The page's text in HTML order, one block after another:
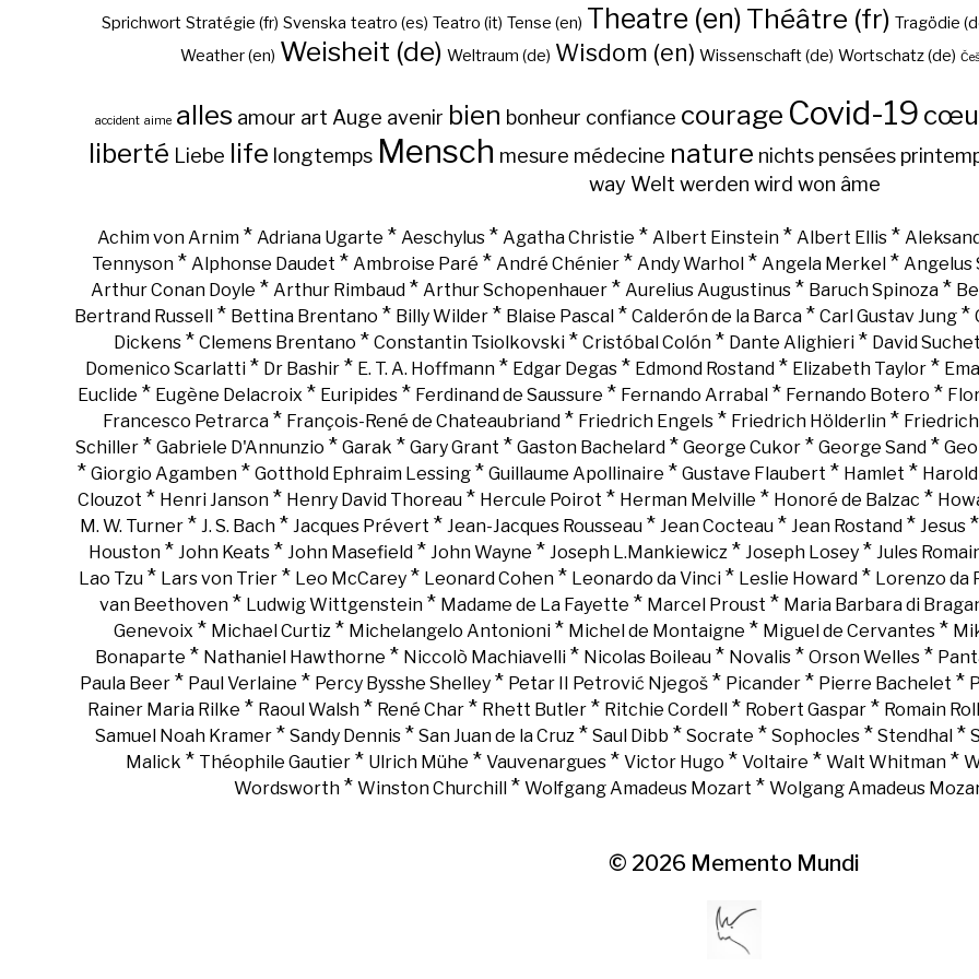
Sprichwort Stratégie (fr) Svenska teatro (es) Teatro (it) Tense (en) Theatre (en) Théâtre (fr) Tragödie
Weather (en) Weisheit (de) Weltraum (de) Wisdom (en) Wissenschaft (de) Wortschatz (de)
accident aime alles amour art Auge avenir bien bonheur confiance courage Covid-19
liberté Liebe life longtemps Mensch mesure médecine nature nichts pensées
way Welt werden wird won âme
Achim von Arnim* Adriana Ugarte * Aeschylus* Agatha Christie * Albert Einstein* Albert Ellis*
Tennyson * Alphonse Daudet * Ambroise Paré * André Chénier * Andy Warhol * Angela Merkel * Angelus
Arthur Conan Doyle * Arthur Rimbaud * Arthur Schopenhauer * Aurelius Augustinus * Baruch Spinoza *
Bertrand Russell
* Bettina Brentano * Billy Wilder * Blaise Pascal * Calderón de la Barca * Carl Gustav Jung *
Dickens * Clemens Brentano * Constantin Tsiolkovski * Cristóbal Colón * Dante Alighieri * David
Domenico Scarlatti * Dr Bashir * E. T. A. Hoffmann * Edgar Degas * Edmond Rostand * Elizabeth Taylor *
Euclide * Eugène Delacroix * Euripides * Ferdinand de Saussure * Fernando Arrabal * Fernando Botero *
Francesco Petrarca * François-René de Chateaubriand * Friedrich Engels * Friedrich Hölderlin *
Schiller * Gabriele D'Annunzio * Garak * Gary Grant * Gaston Bachelard * George Cukor * George Sand *
* Giorgio Agamben * Gotthold Ephraim Lessing * Guillaume Apollinaire * Gustave Flaubert * Hamlet *
Clouzot * Henri Janson* Henry David Thoreau* Hercule Poirot * Herman Melville * Honoré de Balzac *
M. W. Turner * J. S. Bach * Jacques Prévert * Jean-Jacques Rousseau * Jean Cocteau * Jean Rostand * Jesus
Houston* John Keats* John Masefield* John Wayne * Joseph L.Mankiewicz* Joseph Losey* Jules
Lao Tzu* Lars von Trier* Leo McCarey* Leonard Cohen* Leonardo da Vinci* Leslie Howard* Lorenzo da
van Beethoven* Ludwig Wittgenstein* Madame de La Fayette * Marcel Proust * Maria Barbara di
Genevoix * Michael Curtiz* Michelangelo Antonioni* Michel de Montaigne * Miguel de Cervantes*
Bonaparte * Nathaniel Hawthorne * Niccolò Machiavelli* Nicolas Boileau* Novalis* Orson Welles*
Paula Beer* Paul Verlaine * Percy Bysshe Shelley* Petar II Petrović Njegoš* Picander* Pierre Bachelet *
Rainer Maria Rilke * Raoul Walsh* René Char* Rhett Butler* Ritchie Cordell * Robert Gaspar* Romain
Samuel Noah Kramer* Sandy Dennis* San Juan de la Cruz* Saul Dibb * Socrate * Sophocles* Stendhal*
Malick * Théophile Gautier * Ulrich Mühe * Vauvenargues * Victor Hugo * Voltaire * Walt Whitman *
Wordsworth * Winston Churchill * Wolfgang Amadeus Mozart * Wolgang Amadeus
© 2026 Memento Mundi